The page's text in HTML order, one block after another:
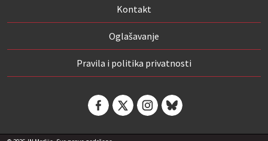
Kontakt
Oglašavanje
Pravila i politika privatnosti